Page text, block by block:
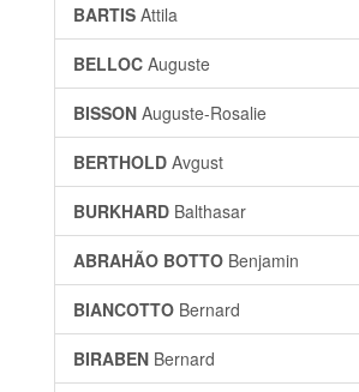
BARTIS Attila
BELLOC Auguste
BISSON Auguste-Rosalie
BERTHOLD Avgust
BURKHARD Balthasar
ABRAHÃO BOTTO Benjamin
BIANCOTTO Bernard
BIRABEN Bernard